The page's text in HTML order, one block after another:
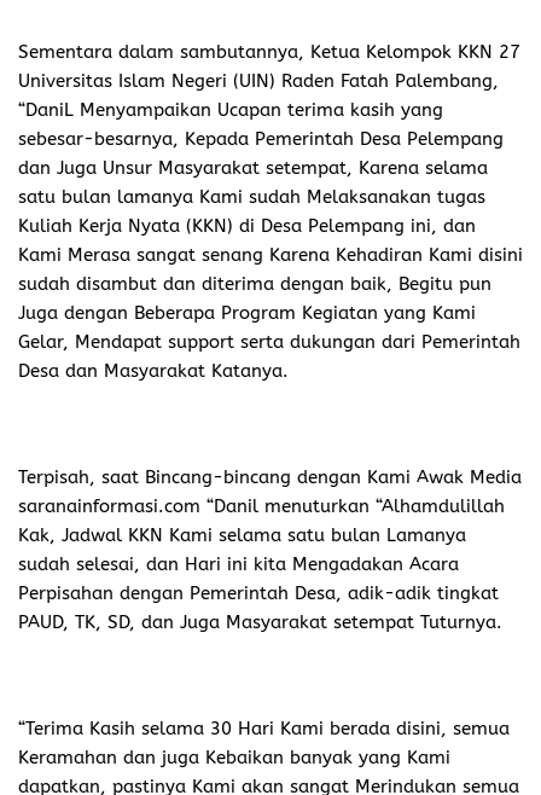
Sementara dalam sambutannya, Ketua Kelompok KKN 27
Universitas Islam Negeri (UIN) Raden Fatah Palembang,
“DaniL Menyampaikan Ucapan terima kasih yang
sebesar-besarnya, Kepada Pemerintah Desa Pelempang
dan Juga Unsur Masyarakat setempat, Karena selama
satu bulan lamanya Kami sudah Melaksanakan tugas
Kuliah Kerja Nyata (KKN) di Desa Pelempang ini, dan
Kami Merasa sangat senang Karena Kehadiran Kami disini
sudah disambut dan diterima dengan baik, Begitu pun
Juga dengan Beberapa Program Kegiatan yang Kami
Gelar, Mendapat support serta dukungan dari Pemerintah
Desa dan Masyarakat Katanya.
Terpisah, saat Bincang-bincang dengan Kami Awak Media
saranainformasi.com “Danil menuturkan “Alhamdulillah
Kak, Jadwal KKN Kami selama satu bulan Lamanya
sudah selesai, dan Hari ini kita Mengadakan Acara
Perpisahan dengan Pemerintah Desa, adik-adik tingkat
PAUD, TK, SD, dan Juga Masyarakat setempat Tuturnya.
“Terima Kasih selama 30 Hari Kami berada disini, semua
Keramahan dan juga Kebaikan banyak yang Kami
dapatkan, pastinya Kami akan sangat Merindukan semua